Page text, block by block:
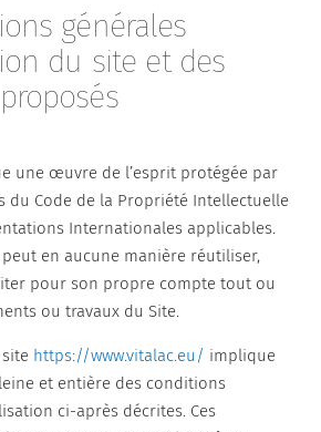
générales
du site et des
une œuvre de l’esprit protégée par
du Code de la Propriété Intellectuelle
Internationales applicables.
peut en aucune manière réutiliser,
pour son propre compte tout ou
ou travaux du Site.
https://www.vitalac.eu/ implique
et entière des conditions
ci-après décrites. Ces